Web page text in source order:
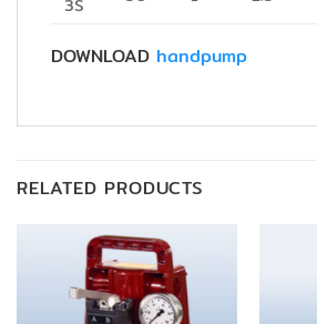
DOWNLOAD handpump
RELATED PRODUCTS